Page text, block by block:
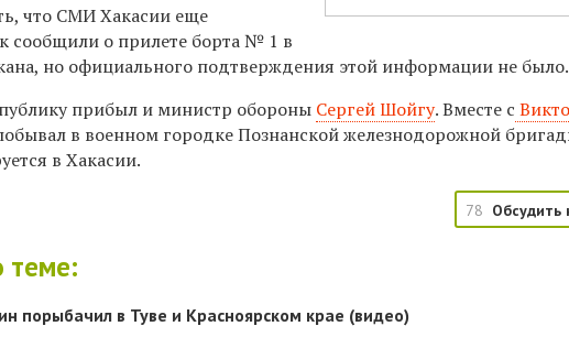
что СМИ Хакасии еще
сообщили о прилете борта № 1 в
но официального подтверждения этой информации не было.
прибыл и министр обороны Сергей Шойгу. Вместе с
в военном городке Познанской железнодорожной
в Хакасии.
78 Обсудить
теме:
порыбачил в Туве и Красноярском крае (видео)